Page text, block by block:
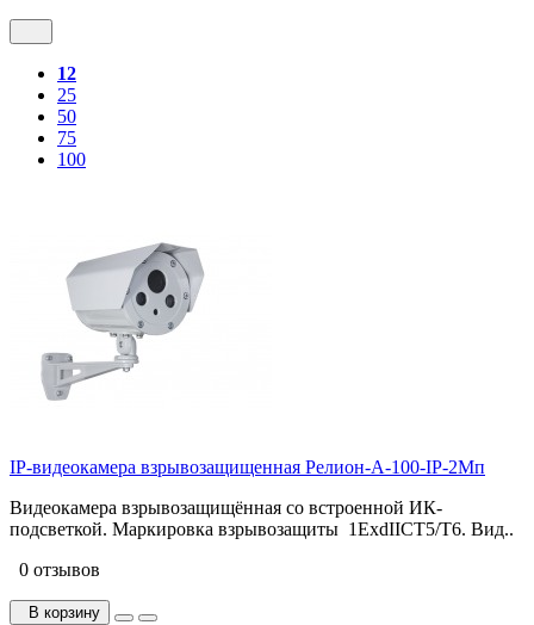
12
25
50
75
100
IP-видеокамера взрывозащищенная Релион-А-100-IP-2Мп
Видеокамера взрывозащищённая со встроенной ИК-
подсветкой. Маркировка взрывозащиты 1ExdIICТ5/Т6. Вид..
0 отзывов
В корзину